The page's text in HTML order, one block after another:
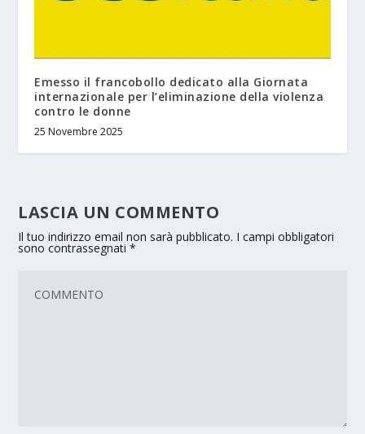
Emesso il francobollo dedicato alla Giornata
internazionale per l’eliminazione della violenza
contro le donne
25 Novembre 2025
LASCIA UN COMMENTO
Il tuo indirizzo email non sarà pubblicato. I campi obbligatori
sono contrassegnati*